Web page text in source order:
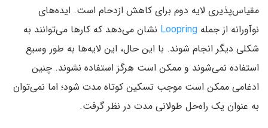
مقیاس‌پذیری لایه دوم برای کاهش ازدحام است. ایده‌های
نوآورانه از جمله Loopring نشان می‌دهد که کارها می‌توانند به
شکلی دیگر انجام شوند. با این حال، این لایه‌ها به طور وسیع
استفاده نمی‌شوند و ممکن است هرگز استفاده نشوند. چنین
ادغامی ممکن است موجب تسکین کوتاه مدت شود؛ اما نمی‌توان
به عنوان یک راه‌حل طولانی مدت در نظر گرفت.